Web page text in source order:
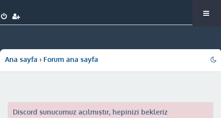
Ana sayfa Forum ana sayfa
Discord sunucumuz açılmıştır, hepinizi bekleriz